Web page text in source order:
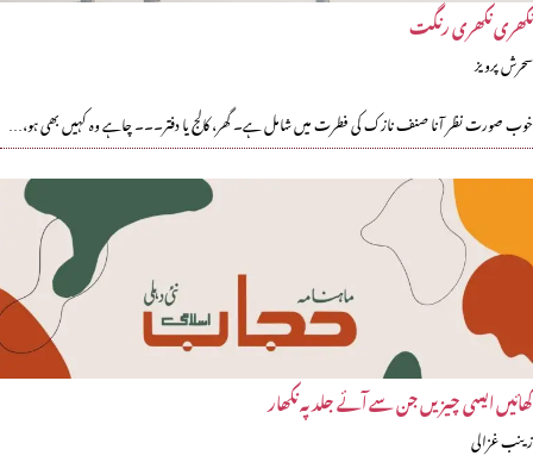
نکھری نکھری رنگت
سحرش پرویز
خوب صورت نظر آنا صنف نازک کی فطرت میں شامل ہے۔ گھر، کالج یا دفتر۔۔۔ چاہے وہ کہیں بھی ہو،…
کھائیں ایسی چیزیں جن سے آئے جلد پہ نکھار
زینب غزالی